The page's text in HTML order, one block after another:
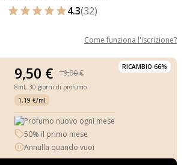
4.3(32)
Come funziona l'iscrizione?
RICAMBIO 66%
9,50 € 19,00 €
8ml, 30 giorni di profumo
1,19 €/ml
Profumo nuovo ogni mese
50% il primo mese
Annulla quando vuoi